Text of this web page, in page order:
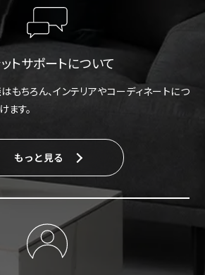
トサポートについて
もちろん、インテリアやコーディネートにつ
ます。
もっと見る